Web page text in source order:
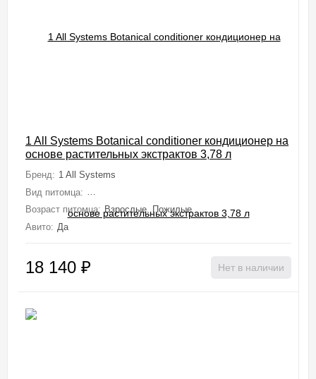
1 All Systems Botanical conditioner кондиционер на
основе растительных экстрактов 3,78 л
Бренд: 1 All Systems
Вид питомца: Собаки (Мелкие, Средние, Крупные, Миниатюрные),
Возраст питомца: Взрослые, Пожилые
Авито: Да
18 140 ₽ Нет в наличии